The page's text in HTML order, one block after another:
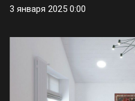
3 января 2025 0:00